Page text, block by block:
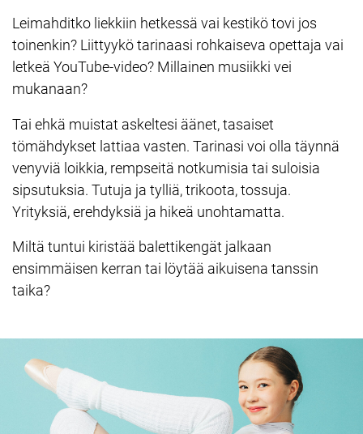
Leimahditko liekkiin hetkessä vai kestikö tovi jos
toinenkin? Liittyykö tarinaasi rohkaiseva opettaja vai
letkeä YouTube-video? Millainen musiikki vei
mukanaan?
Tai ehkä muistat askeltesi äänet, tasaiset
tömähdykset lattiaa vasten. Tarinasi voi olla täynnä
venyviä loikkia, rempseitä notkumisia tai suloisia
sipsutuksia. Tutuja ja tylliä, trikoota, tossuja.
Yrityksiä, erehdyksiä ja hikeä unohtamatta.
Miltä tuntui kiristää balettikengät jalkaan
ensimmäisen kerran tai löytää aikuisena tanssin
taika?